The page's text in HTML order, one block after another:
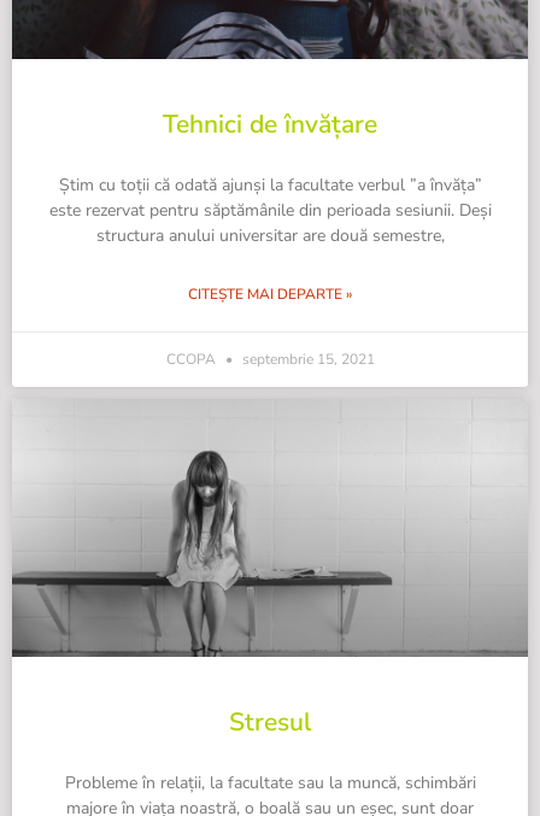
Tehnici de învățare
Știm cu toții că odată ajunși la facultate verbul ”a învăța”
este rezervat pentru săptămânile din perioada sesiunii. Deși
structura anului universitar are două semestre,
CITEȘTE MAI DEPARTE »
CCOPA septembrie 15, 2021
Stresul
Probleme în relații, la facultate sau la muncă, schimbări
majore în viața noastră, o boală sau un eșec, sunt doar